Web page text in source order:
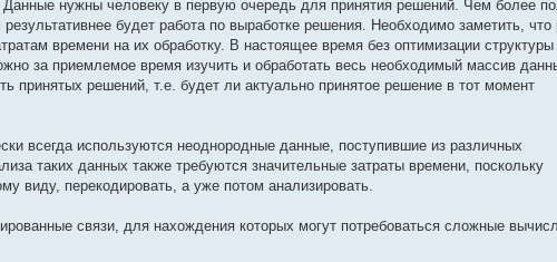
нужны человеку в первую очередь для принятия решений. Чем более
будет работа по выработке решения. Необходимо заметить, что
времени на их обработку. В настоящее время без оптимизации структуры
за приемлемое время изучить и обработать весь необходимый массив
принятых решений, т.е. будет ли актуально принятое решение в тот момент
всегда используются неоднородные данные, поступившие из различных
таких данных также требуются значительные затраты времени, поскольку
виду, перекодировать, а уже потом анализировать.
связи, для нахождения которых могут потребоваться сложные